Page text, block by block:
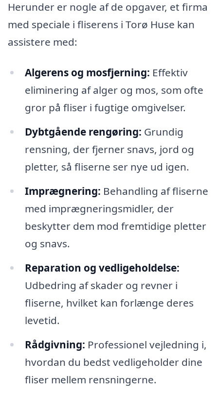
Herunder er nogle af de opgaver, et firma
med speciale i fliserens i Torø Huse kan
assistere med:
Algerens og mosfjerning: Effektiv
eliminering af alger og mos, som ofte
gror på fliser i fugtige omgivelser.
Dybtgående rengøring: Grundig
rensning, der fjerner snavs, jord og
pletter, så fliserne ser nye ud igen.
Imprægnering: Behandling af fliserne
med imprægneringsmidler, der
beskytter dem mod fremtidige pletter
og snavs.
Reparation og vedligeholdelse:
Udbedring af skader og revner i
fliserne, hvilket kan forlænge deres
levetid.
Rådgivning: Professionel vejledning i,
hvordan du bedst vedligeholder dine
fliser mellem rensningerne.